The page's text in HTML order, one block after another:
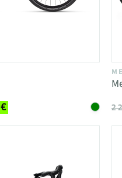
2